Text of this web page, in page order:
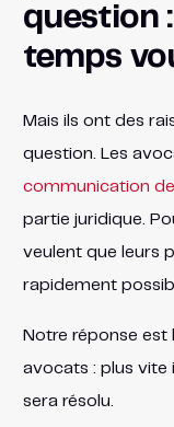
question
temps
Mais ils ont des
question. Les
communication
partie juridique.
veulent que leurs
rapidement
Notre réponse est
avocats : plus vite
sera résolu.